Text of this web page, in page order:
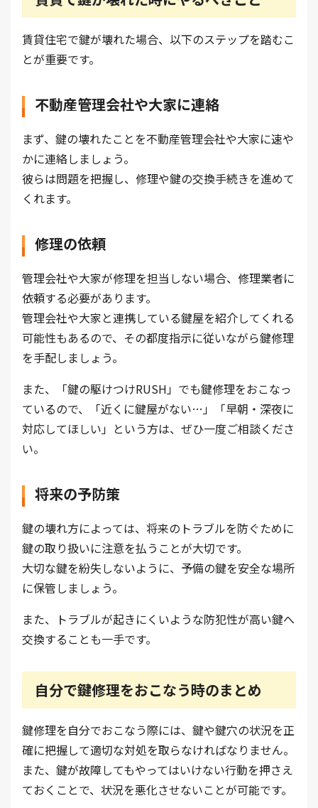
賃貸住宅で鍵が壊れた場合、以下のステップを踏むこ
とが重要です。
不動産管理会社や大家に連絡
まず、鍵の壊れたことを不動産管理会社や大家に速や
かに連絡しましょう。
彼らは問題を把握し、修理や鍵の交換手続きを進めて
くれます。
修理の依頼
管理会社や大家が修理を担当しない場合、修理業者に
依頼する必要があります。
管理会社や大家と連携している鍵屋を紹介してくれる
可能性もあるので、その都度指示に従いながら鍵修理
を手配しましょう。
また、「鍵の駆けつけRUSH」でも鍵修理をおこなっ
ているので、「近くに鍵屋がない…」「早朝・深夜に
対応してほしい」という方は、ぜひ一度ご相談くださ
い。
将来の予防策
鍵の壊れ方によっては、将来のトラブルを防ぐために
鍵の取り扱いに注意を払うことが大切です。
大切な鍵を紛失しないように、予備の鍵を安全な場所
に保管しましょう。
また、トラブルが起きにくいような防犯性が高い鍵へ
交換することも一手です。
自分で鍵修理をおこなう時のまとめ
鍵修理を自分でおこなう際には、鍵や鍵穴の状況を正
確に把握して適切な対処を取らなければなりません。
また、鍵が故障してもやってはいけない行動を押さえ
ておくことで、状況を悪化させないことが可能です。